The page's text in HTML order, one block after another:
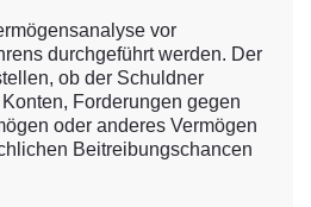
vor
durchgeführt werden. Der
ob der Schuldner
Forderungen gegen
oder anderes Vermögen
Beitreibungschancen